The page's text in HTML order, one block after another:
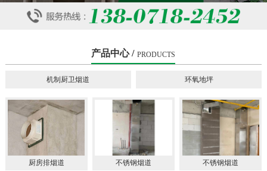
1 2
产品中心 / PRODUCTS
机制厨卫烟道 环氧地坪
厨房排烟道 不锈钢烟道 不锈钢烟道